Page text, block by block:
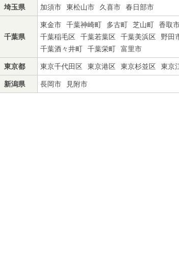
埼玉県 加須市 東松山市 久喜市 春日部市
千葉県
東金市 千葉神崎町 多古町 芝山町 香取
千葉稲毛区
千葉若葉区 千葉美浜区 野田
千葉酒々井町
千葉栄町 富里市
東京都 東京千代田区 東京港区 東京杉並区 東京
新潟県 長岡市 見附市